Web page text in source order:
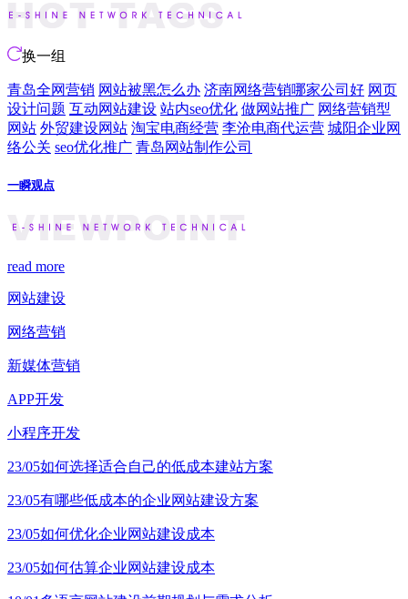
换一组
青岛全网营销 网站被黑怎么办 济南网络营销哪家公司好 网页
设计问题 互动网站建设 站内seo优化 做网站推广 网络营销型
网站 外贸建设网站 淘宝电商经营 李沧电商代运营 城阳企业网
络公关 seo优化推广 青岛网站制作公司
一瞬观点
read more
网站建设
网络营销
新媒体营销
APP开发
小程序开发
23/05如何选择适合自己的低成本建站方案
23/05有哪些低成本的企业网站建设方案
23/05如何优化企业网站建设成本
23/05如何估算企业网站建设成本